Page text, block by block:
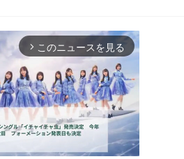
arrow_forward_ios このニュースを見る